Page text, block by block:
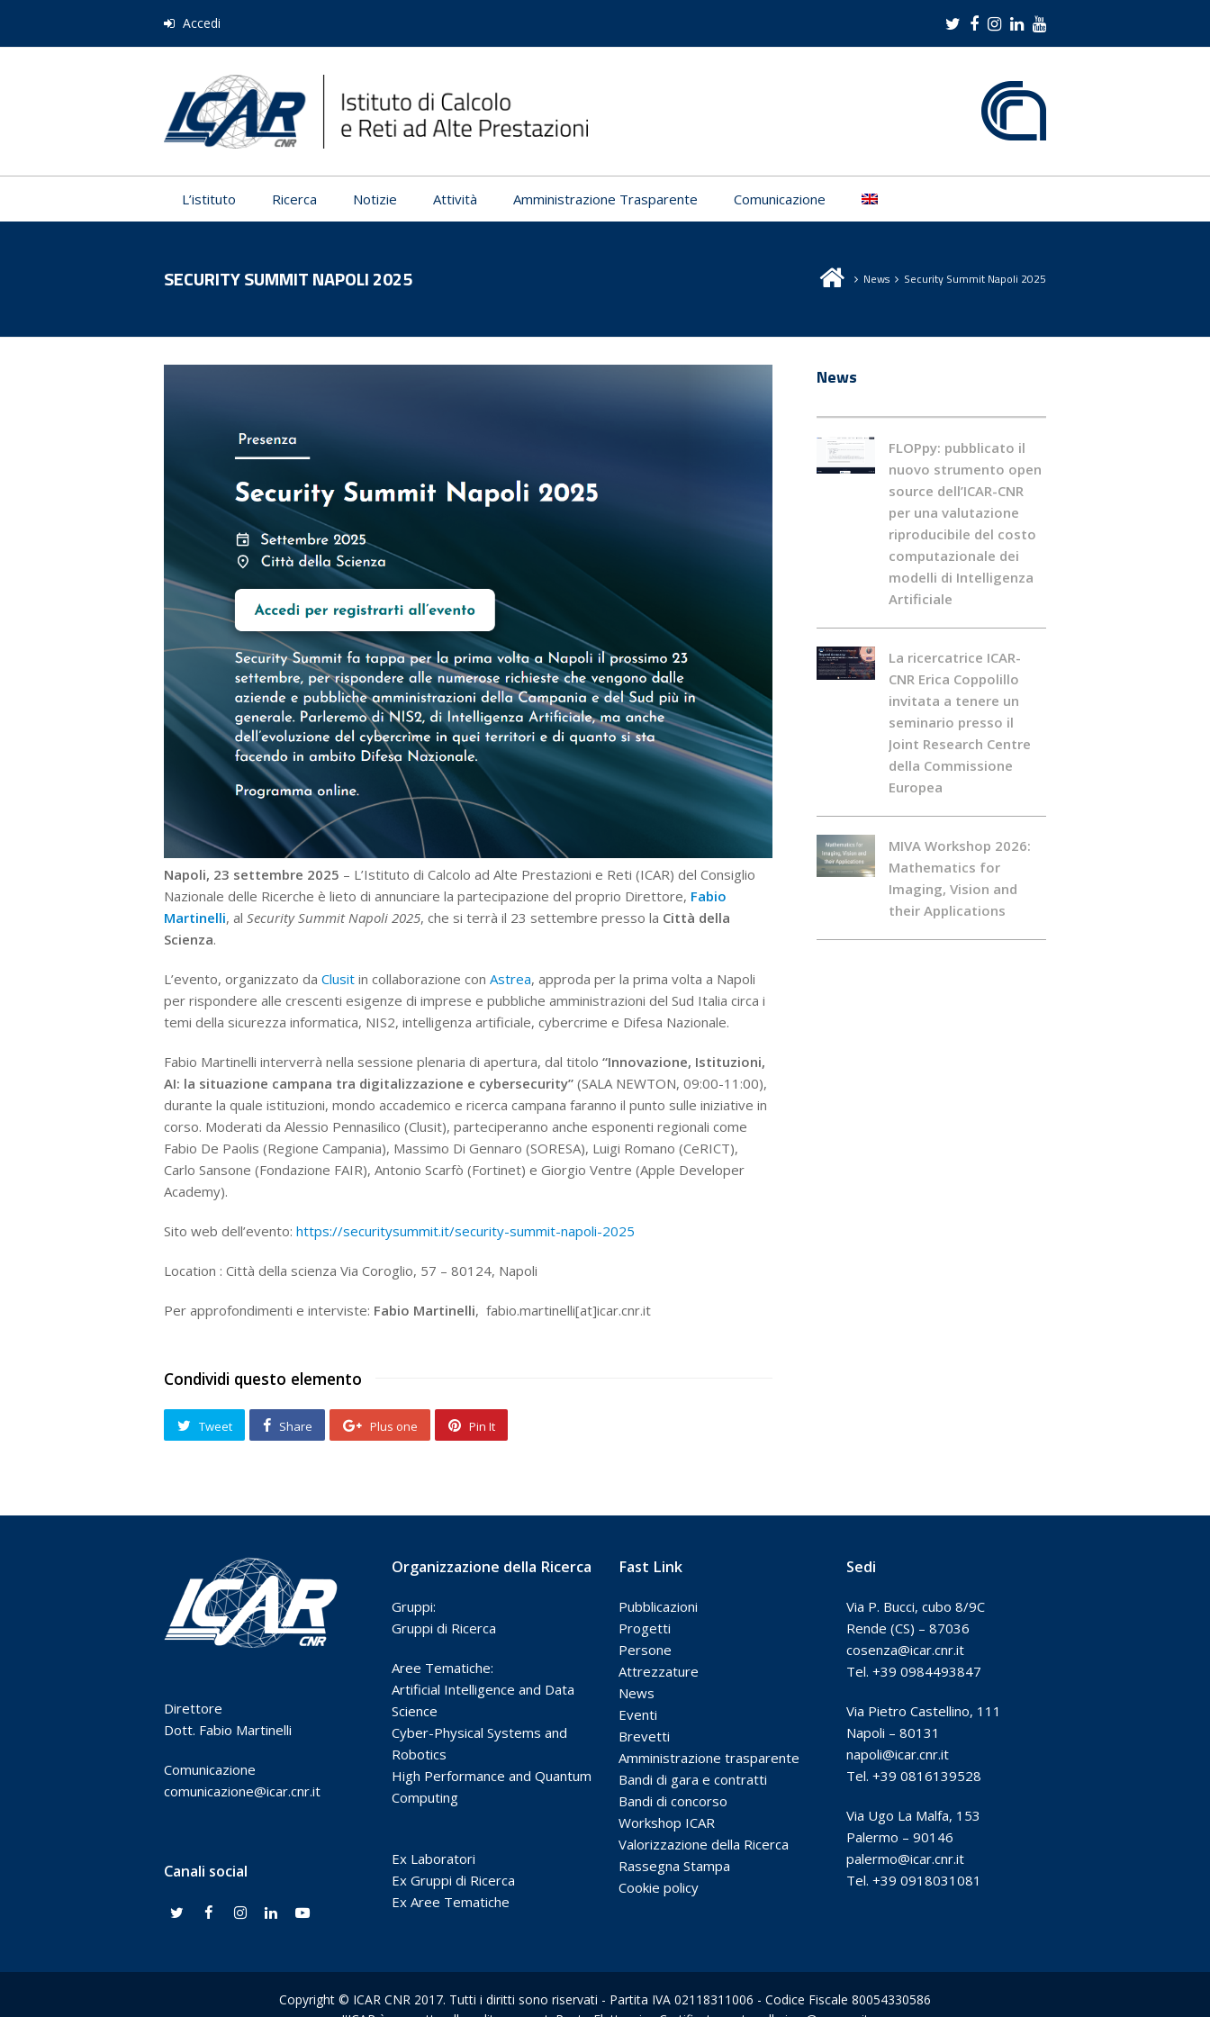
Accedi Twitter
Facebook
Instagram
LinkedIn
Youtube
L’istituto Ricerca Notizie Attività Amministrazione Trasparente Comunicazione
SECURITY SUMMIT NAPOLI 2025 News Security Summit Napoli 2025
Napoli, 23 settembre 2025 – L’Istituto di Calcolo ad Alte Prestazioni e Reti (ICAR) del Consiglio
Nazionale delle Ricerche è lieto di annunciare la partecipazione del proprio Direttore, Fabio
Martinelli, al Security Summit Napoli 2025, che si terrà il 23 settembre presso la Città della
Scienza.
L’evento, organizzato da Clusit in collaborazione con Astrea, approda per la prima volta a Napoli
per rispondere alle crescenti esigenze di imprese e pubbliche amministrazioni del Sud Italia circa i
temi della sicurezza informatica, NIS2, intelligenza artificiale, cybercrime e Difesa Nazionale.
Fabio Martinelli interverrà nella sessione plenaria di apertura, dal titolo “Innovazione, Istituzioni,
AI: la situazione campana tra digitalizzazione e cybersecurity” (SALA NEWTON, 09:00-11:00),
durante la quale istituzioni, mondo accademico e ricerca campana faranno il punto sulle iniziative in
corso. Moderati da Alessio Pennasilico (Clusit), parteciperanno anche esponenti regionali come
Fabio De Paolis (Regione Campania), Massimo Di Gennaro (SORESA), Luigi Romano (CeRICT),
Carlo Sansone (Fondazione FAIR), Antonio Scarfò (Fortinet) e Giorgio Ventre (Apple Developer
Academy).
Sito web dell’evento: https://securitysummit.it/security-summit-napoli-2025
Location : Città della scienza Via Coroglio, 57 – 80124, Napoli
Per approfondimenti e interviste: Fabio Martinelli, fabio.martinelli[at]icar.cnr.it
Condividi questo elemento
Tweet Share Plus one Pin It
News
FLOPpy: pubblicato il
nuovo strumento open
source dell’ICAR-CNR
per una valutazione
riproducibile del costo
computazionale dei
modelli di Intelligenza
Artificiale
La ricercatrice ICAR-
CNR Erica Coppolillo
invitata a tenere un
seminario presso il
Joint Research Centre
della Commissione
Europea
MIVA Workshop 2026:
Mathematics for
Imaging, Vision and
their Applications
Direttore
Dott. Fabio Martinelli
Comunicazione
comunicazione@icar.cnr.it
Canali social
Organizzazione della Ricerca
Gruppi:
Gruppi di Ricerca
Aree Tematiche:
Artificial Intelligence and Data
Science
Cyber-Physical Systems and
Robotics
High Performance and Quantum
Computing
Ex Laboratori
Ex Gruppi di Ricerca
Ex Aree Tematiche
Fast Link
Pubblicazioni
Progetti
Persone
Attrezzature
News
Eventi
Brevetti
Amministrazione trasparente
Bandi di gara e contratti
Bandi di concorso
Workshop ICAR
Valorizzazione della Ricerca
Rassegna Stampa
Cookie policy
Sedi
Via P. Bucci, cubo 8/9C
Rende (CS) – 87036
cosenza@icar.cnr.it
Tel. +39 0984493847
Via Pietro Castellino, 111
Napoli – 80131
napoli@icar.cnr.it
Tel. +39 0816139528
Via Ugo La Malfa, 153
Palermo – 90146
palermo@icar.cnr.it
Tel. +39 0918031081
Copyright © ICAR CNR 2017. Tutti i diritti sono riservati - Partita IVA 02118311006 - Codice Fiscale 80054330586